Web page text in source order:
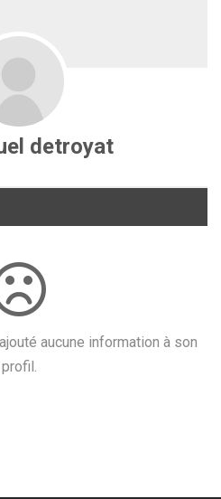
detroyat
aucune information à son
profil.